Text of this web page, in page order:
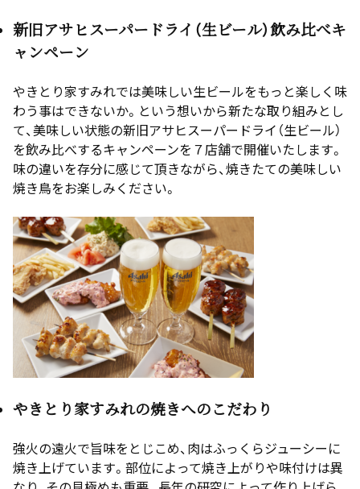
新旧アサヒスーパードライ（生ビール）飲み比べキ
ャンペーン
やきとり家すみれでは美味しい生ビールをもっと楽しく味
わう事はできないか。という想いから新たな取り組みとし
て、美味しい状態の新旧アサヒスーパードライ（生ビール）
を飲み比べするキャンペーンを７店舗で開催いたします。
味の違いを存分に感じて頂きながら、焼きたての美味しい
焼き鳥をお楽しみください。
やきとり家すみれの焼きへのこだわり
強火の遠火で旨味をとじこめ、肉はふっくらジューシーに
焼き上げています。部位によって焼き上がりや味付けは異